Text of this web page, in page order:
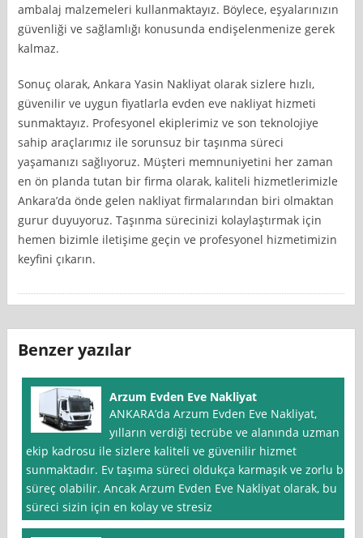
ambalaj malzemeleri kullanmaktayız. Böylece, eşyalarınızın
güvenliği ve sağlamlığı konusunda endişelenmenize gerek
kalmaz.
Sonuç olarak, Ankara Yasin Nakliyat olarak sizlere hızlı,
güvenilir ve uygun fiyatlarla evden eve nakliyat hizmeti
sunmaktayız. Profesyonel ekiplerimiz ve son teknolojiye
sahip araçlarımız ile sorunsuz bir taşınma süreci
yaşamanızı sağlıyoruz. Müşteri memnuniyetini her zaman
en ön planda tutan bir firma olarak, kaliteli hizmetlerimizle
Ankara’da önde gelen nakliyat firmalarından biri olmaktan
gurur duyuyoruz. Taşınma sürecinizi kolaylaştırmak için
hemen bizimle iletişime geçin ve profesyonel hizmetimizin
keyfini çıkarın.
Benzer yazılar
Arzum Evden Eve Nakliyat
ANKARA’da Arzum Evden Eve Nakliyat,
yılların verdiği tecrübe ve alanında uzman
ekip kadrosu ile sizlere kaliteli ve güvenilir hizmet
sunmaktadır. Ev taşıma süreci oldukça karmaşık ve zorlu bir
süreç olabilir. Ancak Arzum Evden Eve Nakliyat olarak, bu
süreci sizin için en kolay ve stresiz